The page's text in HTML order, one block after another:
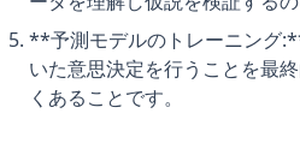
**予測モデルのトレーニング
いた意思決定を行うことを最
くあることです。